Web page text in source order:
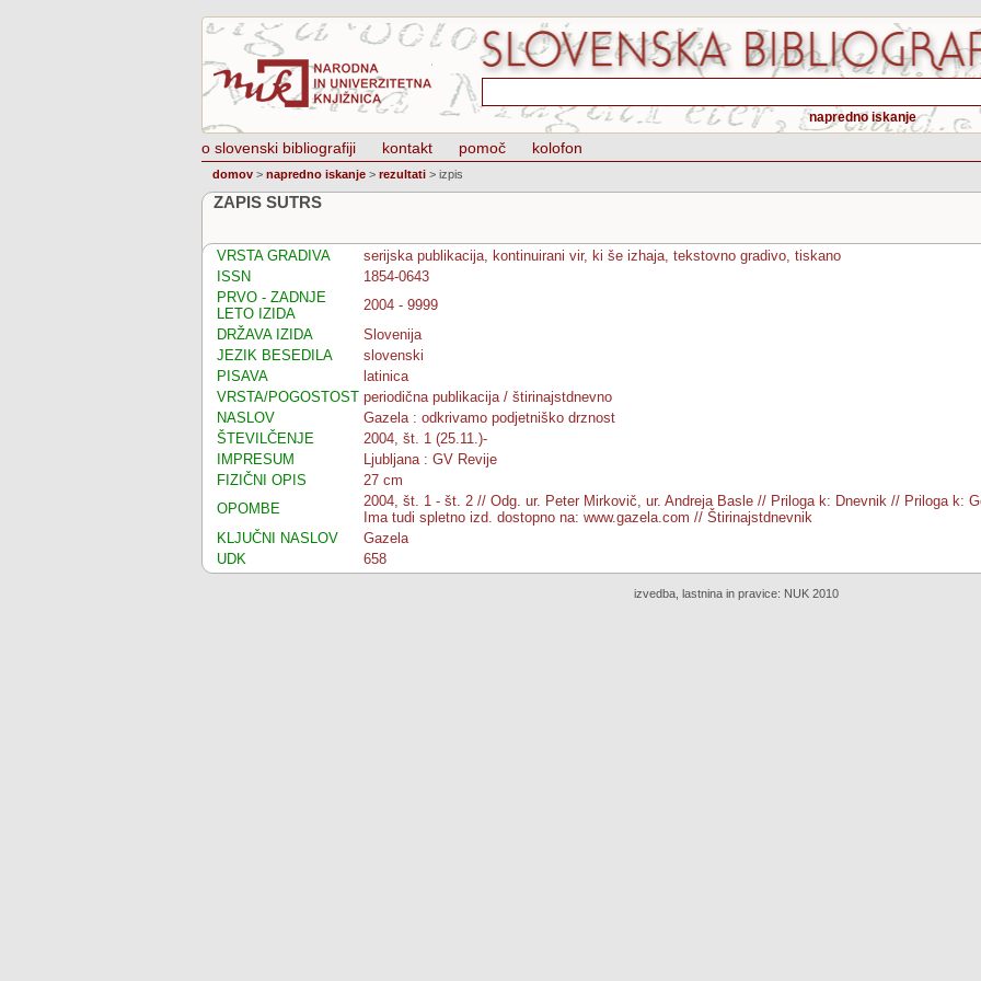
napredno iskanje
o slovenski bibliografiji kontakt pomoč kolofon
domov > napredno iskanje > rezultati > izpis
ZAPIS SUTRS
VRSTA GRADIVA
serijska publikacija, kontinuirani vir, ki še izhaja, tekstovno gradivo, tiskano
ISSN
1854-0643
PRVO - ZADNJE
LETO IZIDA
2004 - 9999
DRŽAVA IZIDA
Slovenija
JEZIK BESEDILA
slovenski
PISAVA
latinica
VRSTA/POGOSTOST periodična publikacija / štirinajstdnevno
NASLOV
Gazela : odkrivamo podjetniško drznost
ŠTEVILČENJE
2004, št. 1 (25.11.)-
IMPRESUM
Ljubljana : GV Revije
FIZIČNI OPIS
27 cm
OPOMBE
2004, št. 1 - št. 2 // Odg. ur. Peter Mirkovič, ur. Andreja Basle // Priloga k: Dnevnik // Priloga k:
Ima tudi spletno izd. dostopno na: www.gazela.com // Štirinajstdnevnik
KLJUČNI NASLOV
Gazela
UDK
658
izvedba, lastnina in pravice: NUK 2010